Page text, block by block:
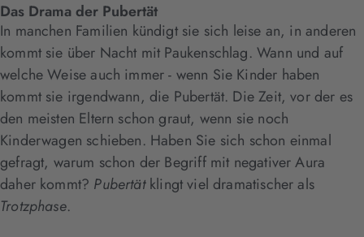
Das Drama der Pubertät
In manchen Familien kündigt sie sich leise an, in anderen
kommt sie über Nacht mit Paukenschlag. Wann und auf
welche Weise auch immer - wenn Sie Kinder haben
kommt sie irgendwann, die Pubertät. Die Zeit, vor der es
den meisten Eltern schon graut, wenn sie noch
Kinderwagen schieben. Haben Sie sich schon einmal
gefragt, warum schon der Begriff mit negativer Aura
daher kommt? Pubertätklingt viel dramatischer als
Trotzphase.